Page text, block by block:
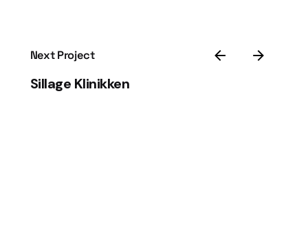
Next Project
Sillage Klinikken